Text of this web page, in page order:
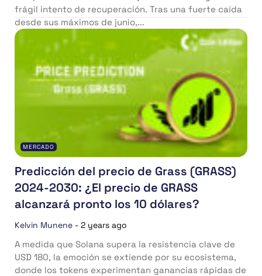
frágil intento de recuperación. Tras una fuerte caída
desde sus máximos de junio,...
MERCADO
Predicción del precio de Grass (GRASS)
2024-2030: ¿El precio de GRASS
alcanzará pronto los 10 dólares?
Kelvin Munene - 2 years ago
A medida que Solana supera la resistencia clave de
USD 180, la emoción se extiende por su ecosistema,
donde los tokens experimentan ganancias rápidas de